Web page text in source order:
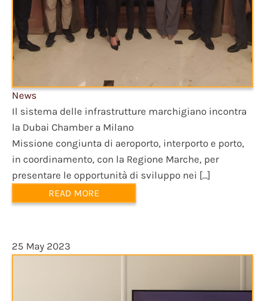
News
Il sistema delle infrastrutture marchigiano incontra
la Dubai Chamber a Milano
Missione congiunta di aeroporto, interporto e porto,
in coordinamento, con la Regione Marche, per
presentare le opportunità di sviluppo nei […]
READ MORE
25 May 2023